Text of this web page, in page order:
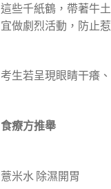
這些千紙鶴，帶著牛
宜做劇烈活動，防止
考生若呈現眼睛干癢
食療方推舉
薏米水 除濕開胃